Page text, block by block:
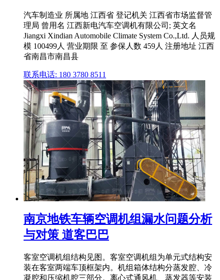
汽车制造业 所属地 江西省 登记机关 江西省市场监督管
理局 曾用名 江西新电汽车空调机有限公司; 英文名
Jiangxi Xindian Automobile Climate System Co.,Ltd. 人员规
模 100499人 营业期限 至 参保人数 459人 注册地址 江西
省南昌市南昌县
联系电话: 180 3780 8511
南京地铁车辆空调机组漏水问题分析
与对策 道客巴巴
客室空调机组结构见图。客室空调机组为单元式结构安
装在客室两端车顶框架内。机组箱体结构分蒸发腔、冷
凝腔和压缩机腔三部分。离心式通风机、蒸发器等安装